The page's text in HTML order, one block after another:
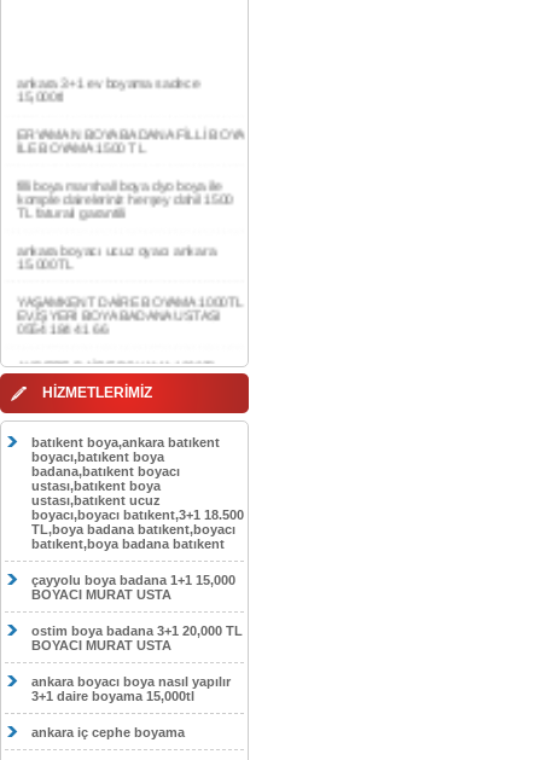
ERYAMAN BOYA BADANA FİLLİ BOYA
İLE BOYAMA 1500 TL
filli boya marshall boya dyo boya ile
komple daireleriniz herşey dahil 1500
ankara boyacı ucuz oyacı ankara
15.000TL
YAŞAMKENT DAİRE BOYAMA 1000TL
EV,İŞYERİ BOYA BADANA USTASI
AKDERE DAİRE BOYAMA 1000TL
EV,İŞYERİ BOYA BADANA USTASI
CEBECİ DAİRE BOYAMA 1000TL
0554 184 41 66
HASKÖY DAİRE BOYAMA 1000TL
EV,İŞYERİ BOYA BADANA USTASI
0554 184 41 66
GÖLBAŞI DAİRE BOYAMA 1000TL
EV,İŞYERİ BOYA BADANA USTASI
0554 184 41 66
SOKULLU DAİRE BOYAMA 1000TL
EV,İŞYERİ BOYA BADANA USTASI
0554 184 41 66
HİZMETLERİMİZ
batıkent boya,ankara batıkent
boyacı,batıkent boya
badana,batıkent boyacı
ustası,batıkent boya
ustası,batıkent ucuz
boyacı,boyacı batıkent,3+1 18.500
TL,boya badana batıkent,boyacı
batıkent,boya badana batıkent
çayyolu boya badana 1+1 15,000
BOYACI MURAT USTA
ostim boya badana 3+1 20,000 TL
BOYACI MURAT USTA
ankara boyacı boya nasıl yapılır
3+1 daire boyama 15,000tl
ankara iç cephe boyama